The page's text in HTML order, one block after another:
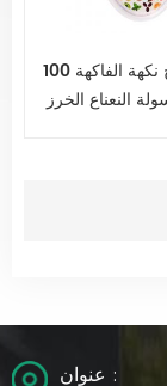
100 قطعة مزيج نكهة الفاكهة
النعناع الخرز
عنوان :